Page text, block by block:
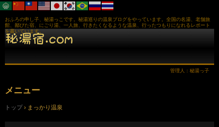
おふろの申し子、秘湯っこです。秘湯巡りの温泉ブログをやっています。全国の名湯、老舗旅
館、鄙びた宿、にごり湯、一人旅、行きたくなるような温泉、行ったつもりになれるレポート
を書いています。
管理人：秘湯っ子
メニュー
ン
トップ › まっかり温泉